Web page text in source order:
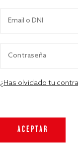
¿Has olvidado tu